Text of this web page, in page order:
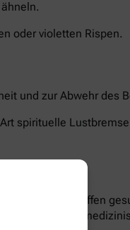
oder violetten Rispen.
und zur Abwehr des
spirituelle
und Bitterstoffen
Blüten spielen